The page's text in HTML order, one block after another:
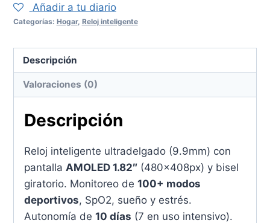
Verde
cantidad
Añadir a tu diario
Categorías: Hogar, Reloj inteligente
Descripción
Valoraciones (0)
Descripción
Reloj inteligente ultradelgado (9.9mm) con
pantalla AMOLED 1.82″(480x408px) y bisel
giratorio. Monitoreo de 100+ modos
deportivos, SpO2, sueño y estrés.
Autonomía de 10 días (7 en uso intensivo).